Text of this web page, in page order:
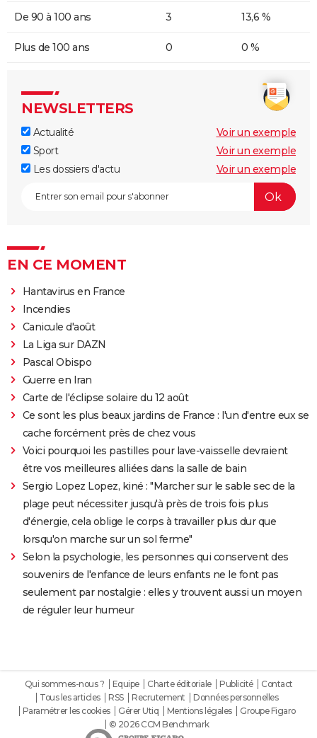
De 90 à 100 ans 3 13,6 %
Plus de 100 ans 0 0 %
NEWSLETTERS
Actualité
Voir un exemple
Sport
Voir un exemple
Les dossiers d'actu
Voir un exemple
EN CE MOMENT
Hantavirus en France
Incendies
Canicule d'août
La Liga sur DAZN
Pascal Obispo
Guerre en Iran
Carte de l'éclipse solaire du 12 août
Ce sont les plus beaux jardins de France : l'un d'entre eux se
cache forcément près de chez vous
Voici pourquoi les pastilles pour lave-vaisselle devraient
être vos meilleures alliées dans la salle de bain
Sergio Lopez Lopez, kiné : "Marcher sur le sable sec de la
plage peut nécessiter jusqu'à près de trois fois plus
d'énergie, cela oblige le corps à travailler plus dur que
lorsqu'on marche sur un sol ferme"
Selon la psychologie, les personnes qui conservent des
souvenirs de l'enfance de leurs enfants ne le font pas
seulement par nostalgie : elles y trouvent aussi un moyen
de réguler leur humeur
Qui sommes-nous ? Equipe Charte éditoriale Publicité
Contact
Tous les articles
RSS Recrutement
Données personnelles
Paramétrer les cookies
Gérer Utiq Mentions légales
Groupe Figaro
© 2026 CCM Benchmark